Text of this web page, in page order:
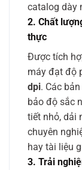
catalog dày
2. Chất
thực
Được tích
máy đạt độ
dpi. Các
bảo độ sắc
tiết nhỏ, dải
chuyên
hay tài liệu
3. Trải